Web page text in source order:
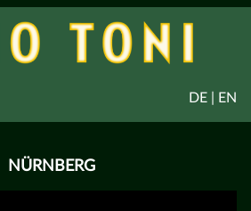
DE | EN
NÜRNBERG